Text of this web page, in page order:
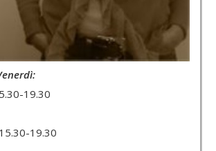
19.30
19.30